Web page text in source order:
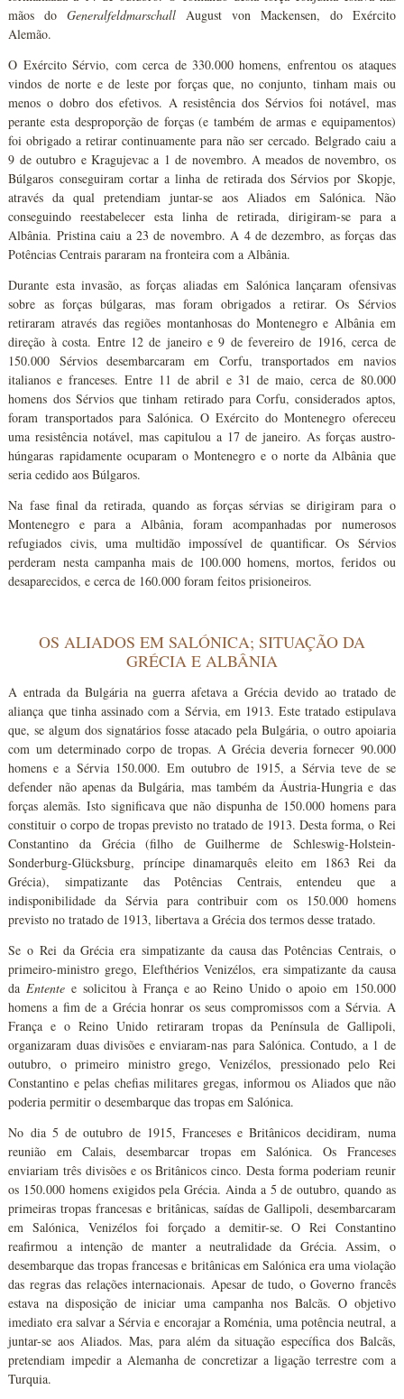
mãos doGeneralfeldmarschall August von Mackensen, do Exército
Alemão.
O Exército Sérvio, com cerca de 330.000 homens, enfrentou os ataques
vindos de norte e de leste por forças que, no conjunto, tinham mais ou
menos o dobro dos efetivos. A resistência dos Sérvios foi notável, mas
perante esta desproporção de forças (e também de armas e equipamentos)
foi obrigado a retirar continuamente para não ser cercado. Belgrado caiu a
9 de outubro e Kragujevac a 1 de novembro. A meados de novembro, os
Búlgaros conseguiram cortar a linha de retirada dos Sérvios por Skopje,
através da qual pretendiam juntar-se aos Aliados em Salónica. Não
conseguindo reestabelecer esta linha de retirada, dirigiram-se para a
Albânia. Pristina caiu a 23 de novembro. A 4 de dezembro, as forças das
Potências Centrais pararam na fronteira com a Albânia.
Durante esta invasão, as forças aliadas em Salónica lançaram ofensivas
sobre as forças búlgaras, mas foram obrigados a retirar. Os Sérvios
retiraram através das regiões montanhosas do Montenegro e Albânia em
direção à costa. Entre 12 de janeiro e 9 de fevereiro de 1916, cerca de
150.000 Sérvios desembarcaram em Corfu, transportados em navios
italianos e franceses. Entre 11 de abril e 31 de maio, cerca de 80.000
homens dos Sérvios que tinham retirado para Corfu, considerados aptos,
foram transportados para Salónica. O Exército do Montenegro ofereceu
uma resistência notável, mas capitulou a 17 de janeiro. As forças austro-
húngaras rapidamente ocuparam o Montenegro e o norte da Albânia que
seria cedido aos Búlgaros.
Na fase final da retirada, quando as forças sérvias se dirigiram para o
Montenegro e para a Albânia, foram acompanhadas por numerosos
refugiados civis, uma multidão impossível de quantificar. Os Sérvios
perderam nesta campanha mais de 100.000 homens, mortos, feridos ou
desaparecidos, e cerca de 160.000 foram feitos prisioneiros.
OS ALIADOS EM SALÓNICA; SITUAÇÃO DA
GRÉCIA E ALBÂNIA
A entrada da Bulgária na guerra afetava a Grécia devido ao tratado de
aliança que tinha assinado com a Sérvia, em 1913. Este tratado estipulava
que, se algum dos signatários fosse atacado pela Bulgária, o outro apoiaria
com um determinado corpo de tropas. A Grécia deveria fornecer 90.000
homens e a Sérvia 150.000. Em outubro de 1915, a Sérvia teve de se
defender não apenas da Bulgária, mas também da Áustria-Hungria e das
forças alemãs. Isto significava que não dispunha de 150.000 homens para
constituir o corpo de tropas previsto no tratado de 1913. Desta forma, o Rei
Constantino da Grécia (filho de Guilherme de Schleswig-Holstein-
Sonderburg-Glücksburg, príncipe dinamarquês eleito em 1863 Rei da
Grécia), simpatizante das Potências Centrais, entendeu que a
indisponibilidade da Sérvia para contribuir com os 150.000 homens
previsto no tratado de 1913, libertava a Grécia dos termos desse tratado.
Se o Rei da Grécia era simpatizante da causa das Potências Centrais, o
primeiro-ministro grego, Elefthérios Venizélos, era simpatizante da causa
da Entente e solicitou à França e ao Reino Unido o apoio em 150.000
homens a fim de a Grécia honrar os seus compromissos com a Sérvia. A
França e o Reino Unido retiraram tropas da Península de Gallipoli,
organizaram duas divisões e enviaram-nas para Salónica. Contudo, a 1 de
outubro, o primeiro ministro grego, Venizélos, pressionado pelo Rei
Constantino e pelas chefias militares gregas, informou os Aliados que não
poderia permitir o desembarque das tropas em Salónica.
No dia 5 de outubro de 1915, Franceses e Britânicos decidiram, numa
reunião em Calais, desembarcar tropas em Salónica. Os Franceses
enviariam três divisões e os Britânicos cinco. Desta forma poderiam reunir
os 150.000 homens exigidos pela Grécia. Ainda a 5 de outubro, quando as
primeiras tropas francesas e britânicas, saídas de Gallipoli, desembarcaram
em Salónica, Venizélos foi forçado a demitir-se. O Rei Constantino
reafirmou a intenção de manter a neutralidade da Grécia. Assim, o
desembarque das tropas francesas e britânicas em Salónica era uma violação
das regras das relações internacionais. Apesar de tudo, o Governo francês
estava na disposição de iniciar uma campanha nos Balcãs. O objetivo
imediato era salvar a Sérvia e encorajar a Roménia, uma potência neutral, a
juntar-se aos Aliados. Mas, para além da situação específica dos Balcãs,
pretendiam impedir a Alemanha de concretizar a ligação terrestre com a
Turquia.